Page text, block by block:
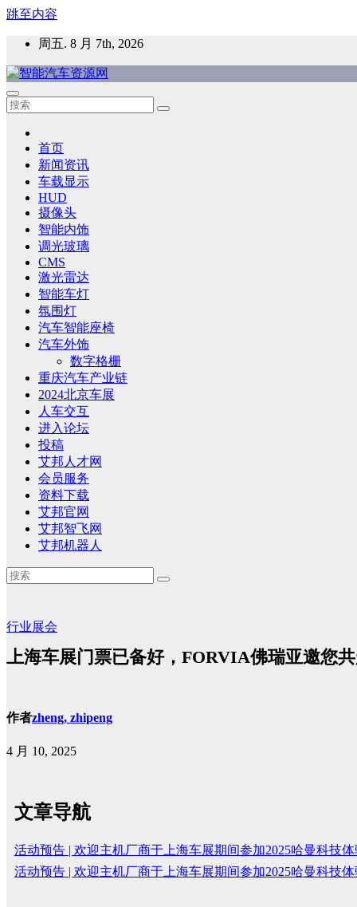
跳至内容
周五. 8 月 7th, 2026
智能汽车资源网
智能表面，智能内饰，新能源汽车，HMI，人车交互，智能车
首页
新闻资讯
车载显示
HUD
摄像头
智能内饰
调光玻璃
CMS
激光雷达
智能车灯
氛围灯
汽车智能座椅
汽车外饰
数字格栅
重庆汽车产业链
2024北京车展
人车交互
进入论坛
投稿
艾邦人才网
会员服务
资料下载
艾邦官网
艾邦智飞网
艾邦机器人
行业展会
上海车展门票已备好，FORVIA佛瑞亚邀您
作者zheng, zhipeng
4 月 10, 2025
文章导航
活动预告 | 欢迎主机厂商于上海车展期间参加2025哈曼科技体
活动预告 | 欢迎主机厂商于上海车展期间参加2025哈曼科技体